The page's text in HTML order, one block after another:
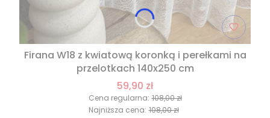
Firana W18 z kwiatową koronką i perełkami na
przelotkach 140x250 cm
59,90 zł
Cena regularna: 108,00 zł
Najniższa cena: 108,00 zł